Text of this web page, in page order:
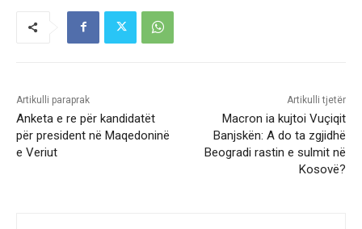
Artikulli paraprak
Anketa e re për kandidatët
për president në Maqedoninë
e Veriut
Artikulli tjetër
Macron ia kujtoi Vuçiqit
Banjskën: A do ta zgjidhë
Beogradi rastin e sulmit në
Kosovë?